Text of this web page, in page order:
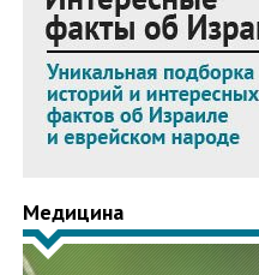
Медицина